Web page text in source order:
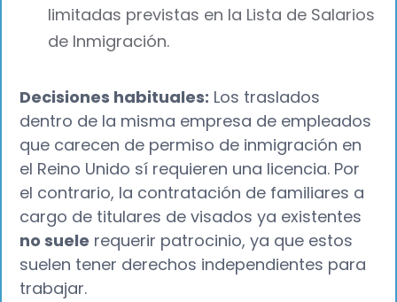
limitadas previstas en la Lista de Salarios
de Inmigración.
Decisiones habituales: Los traslados
dentro de la misma empresa de empleados
que carecen de permiso de inmigración en
el Reino Unido sí requieren una licencia. Por
el contrario, la contratación de familiares a
cargo de titulares de visados ya existentes
no suele requerir patrocinio, ya que estos
suelen tener derechos independientes para
trabajar.